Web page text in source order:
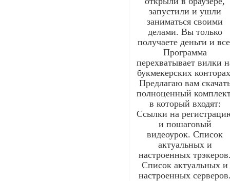
запустили и ушли
заниматься своими
делами. Вы только
получаете деньги и
Программа
перехватывает вилки
букмекерских
Предлагаю вам
полноценный
в который входят:
Ссылки на
и пошаговый
видеоурок. Список
актуальных и
настроенных
Список актуальных и
настроенных